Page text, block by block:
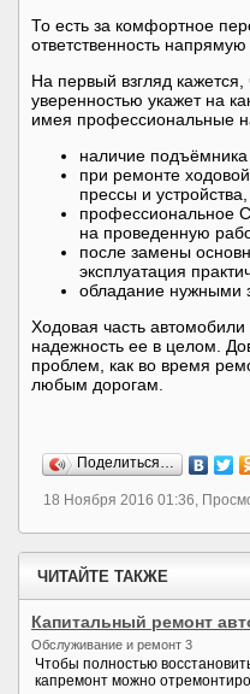
То есть за комфортное
ответственность
На первый взгляд
уверенностью укажет на
имея профессиональные
наличие
при ремонте
прессы и
профессиональное
на проведенную
после замены
эксплуатация
обладание нужными
Ходовая часть автомобили
надежность ее в целом.
проблем, как во время
любым дорогам.
Поделиться…
18 Ноября 2016 01:36,
ЧИТАЙТЕ ТАКЖЕ
Капитальный ремонт
Обслуживание и ремонт 3
Чтобы полностью
капремонт можно